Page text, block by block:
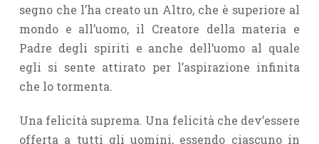
segno che l’ha creato un Altro, che è superiore al
mondo e all’uomo, il Creatore della materia e
Padre degli spiriti e anche dell’uomo al quale
egli si sente attirato per l’aspirazione infinita
che lo tormenta.
Una felicità suprema. Una felicità che dev’essere
offerta a tutti gli uomini, essendo ciascuno in